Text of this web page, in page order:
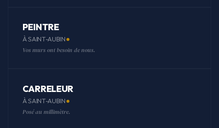
PEINTRE
À SAINT-AUBIN
Vos murs ont besoin de nous.
CARRELEUR
À SAINT-AUBIN
Posé au millimètre.